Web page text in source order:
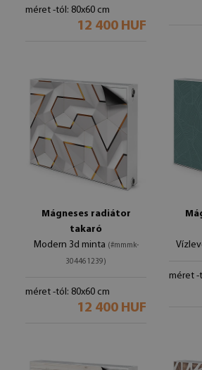
méret -tól: 80x60 cm
12 400 HUF
Mágneses radiátor
takaró
Modern 3d minta (#mmmk-
304461239)
méret -tól: 80x60 cm
12 400 HUF
méret -